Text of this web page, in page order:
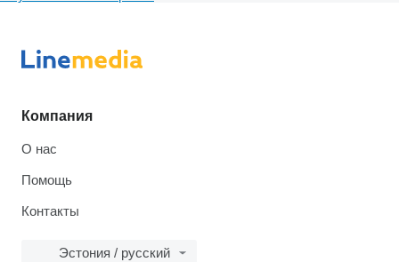
Компания
О нас
Помощь
Контакты
Эстония / русский